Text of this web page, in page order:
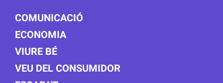
COMUNICACIÓ
ECONOMIA
VIURE BÉ
VEU DEL CONSUMIDOR